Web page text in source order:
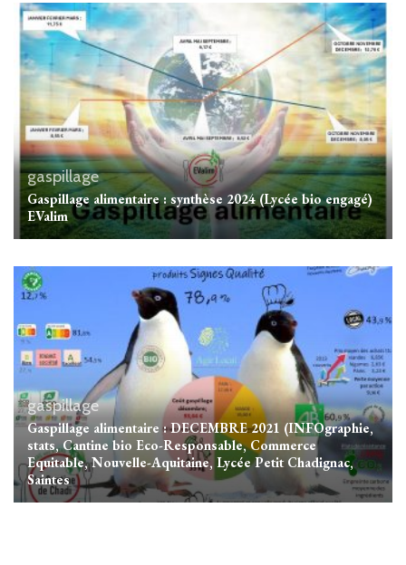
gaspillage
Gaspillage alimentaire : synthèse 2024 (Lycée bio engagé)
EValim
gaspillage
Gaspillage alimentaire : DECEMBRE 2021 (INFOgraphie,
stats, Cantine bio Eco-Responsable, Commerce
Equitable, Nouvelle-Aquitaine, Lycée Petit Chadignac,
Saintes